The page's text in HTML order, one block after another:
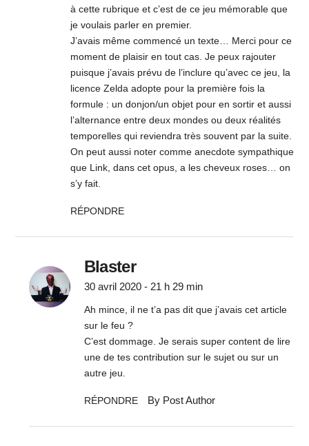
à cette rubrique et c’est de ce jeu mémorable que
je voulais parler en premier.
J’avais même commencé un texte… Merci pour ce
moment de plaisir en tout cas. Je peux rajouter
puisque j’avais prévu de l’inclure qu’avec ce jeu, la
licence Zelda adopte pour la première fois la
formule : un donjon/un objet pour en sortir et aussi
l’alternance entre deux mondes ou deux réalités
temporelles qui reviendra très souvent par la suite.
On peut aussi noter comme anecdote sympathique
que Link, dans cet opus, a les cheveux roses… on
s’y fait.
RÉPONDRE
Blaster
30 avril 2020 - 21 h 29 min
Ah mince, il ne t’a pas dit que j’avais cet article
sur le feu ?
C’est dommage. Je serais super content de lire
une de tes contribution sur le sujet ou sur un
autre jeu.
RÉPONDRE By Post Author